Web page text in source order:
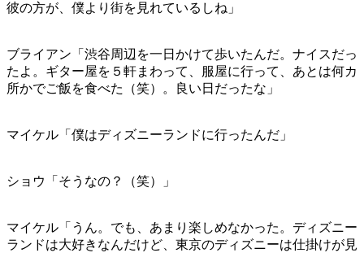
彼の方が、僕より街を見れているしね」
ブライアン「渋谷周辺を一日かけて歩いたんだ。ナイスだっ
たよ。ギター屋を５軒まわって、服屋に行って、あとは何カ
所かでご飯を食べた（笑）。良い日だったな」
マイケル「僕はディズニーランドに行ったんだ」
ショウ「そうなの？（笑）」
マイケル「うん。でも、あまり楽しめなかった。ディズニー
ランドは大好きなんだけど、東京のディズニーは仕掛けが見